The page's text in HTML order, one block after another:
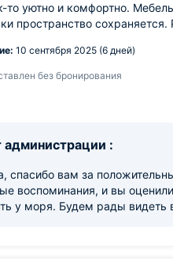
то уютно и комфортно.
пространство
10 сентября 2025 (6 дней)
без бронирования
администрации :
спасибо вам за
воспоминания, и вы
у моря. Будем рады видеть